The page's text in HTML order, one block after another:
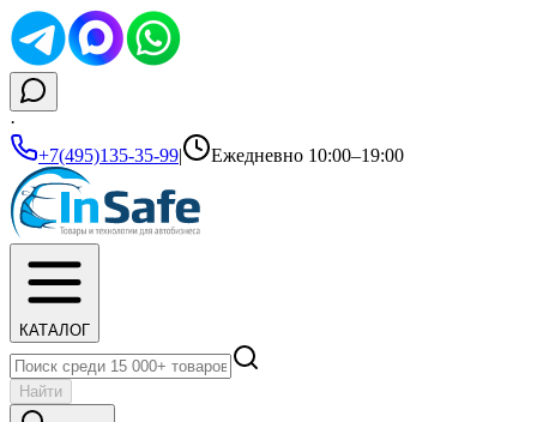
·
+7(495)135-35-99| Ежедневно 10:00–19:00
КАТАЛОГ
Найти